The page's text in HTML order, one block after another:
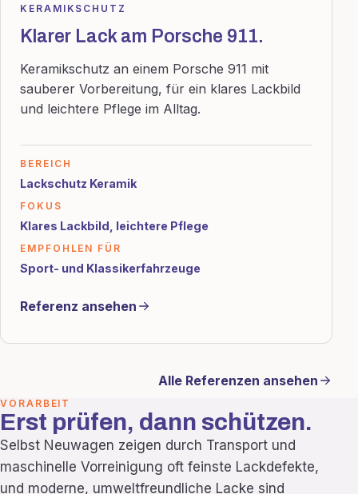
KERAMIKSCHUTZ
Klarer Lack am Porsche 911.
Keramikschutz an einem Porsche 911 mit
sauberer Vorbereitung, für ein klares Lackbild
und leichtere Pflege im Alltag.
BEREICH
Lackschutz Keramik
FOKUS
Klares Lackbild, leichtere Pflege
EMPFOHLEN FÜR
Sport- und Klassikerfahrzeuge
Referenz ansehen
Alle Referenzen ansehen
VORARBEIT
Erst prüfen, dann schützen.
Selbst Neuwagen zeigen durch Transport und
maschinelle Vorreinigung oft feinste Lackdefekte,
und moderne, umweltfreundliche Lacke sind